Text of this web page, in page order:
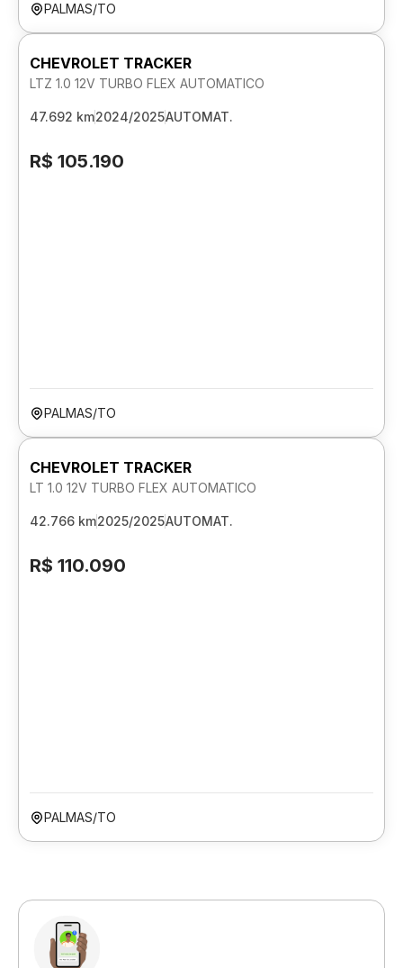
PALMAS/TO
CHEVROLET TRACKER
LTZ 1.0 12V TURBO FLEX AUTOMATICO
47.692 km2024/2025AUTOMAT.
R$ 105.190
PALMAS/TO
CHEVROLET TRACKER
LT 1.0 12V TURBO FLEX AUTOMATICO
42.766 km2025/2025AUTOMAT.
R$ 110.090
PALMAS/TO